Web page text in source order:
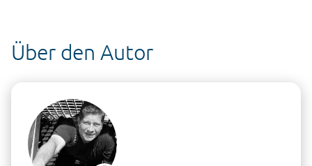
Über den Autor